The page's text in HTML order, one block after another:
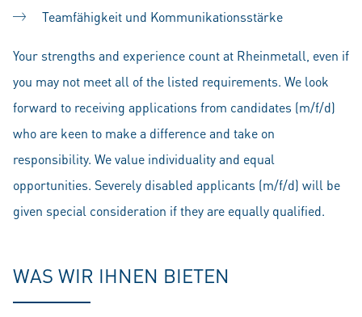
Teamfähigkeit und Kommunikationsstärke
Your strengths and experience count at Rheinmetall, even if
you may not meet all of the listed requirements. We look
forward to receiving applications from candidates (m/f/d)
who are keen to make a difference and take on
responsibility. We value individuality and equal
opportunities. Severely disabled applicants (m/f/d) will be
given special consideration if they are equally qualified.
WAS WIR IHNEN BIETEN